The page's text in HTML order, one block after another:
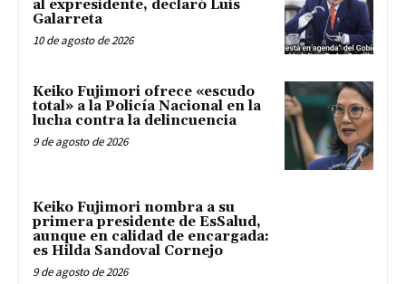
al expresidente, declaró Luis
Galarreta
10 de agosto de 2026
Keiko Fujimori ofrece «escudo
total» a la Policía Nacional en la
lucha contra la delincuencia
9 de agosto de 2026
Keiko Fujimori nombra a su
primera presidente de EsSalud,
aunque en calidad de encargada:
es Hilda Sandoval Cornejo
9 de agosto de 2026